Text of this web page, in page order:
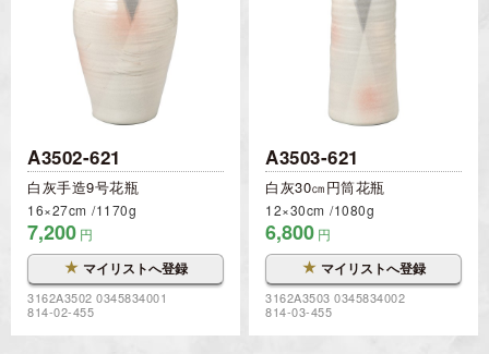
A3502-621
白灰手造9号花瓶
16×27cm 1170g
7,200 円
★ マイリストへ登録
3162A3502 0345834001
814-02-455
A3503-621
白灰30㎝円筒花瓶
12×30cm 1080g
6,800 円
★ マイリストへ登録
3162A3503 0345834002
814-03-455